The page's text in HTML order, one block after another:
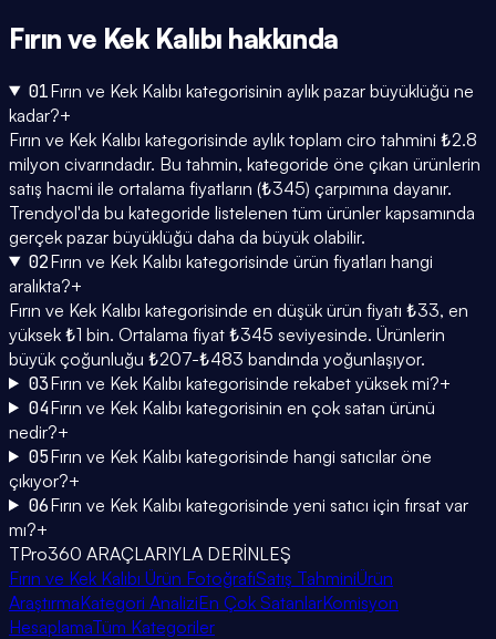
Fırın ve Kek Kalıbı hakkında
01Fırın ve Kek Kalıbı kategorisinin aylık pazar büyüklüğü ne
kadar?+
Fırın ve Kek Kalıbı kategorisinde aylık toplam ciro tahmini ₺2.8
milyon civarındadır. Bu tahmin, kategoride öne çıkan ürünlerin
satış hacmi ile ortalama fiyatların (₺345) çarpımına dayanır.
Trendyol'da bu kategoride listelenen tüm ürünler kapsamında
gerçek pazar büyüklüğü daha da büyük olabilir.
02Fırın ve Kek Kalıbı kategorisinde ürün fiyatları hangi
aralıkta?+
Fırın ve Kek Kalıbı kategorisinde en düşük ürün fiyatı ₺33, en
yüksek ₺1 bin. Ortalama fiyat ₺345 seviyesinde. Ürünlerin
büyük çoğunluğu ₺207-₺483 bandında yoğunlaşıyor.
03Fırın ve Kek Kalıbı kategorisinde rekabet yüksek mi?+
04Fırın ve Kek Kalıbı kategorisinin en çok satan ürünü
nedir?+
05Fırın ve Kek Kalıbı kategorisinde hangi satıcılar öne
çıkıyor?+
06Fırın ve Kek Kalıbı kategorisinde yeni satıcı için fırsat var
mı?+
TPro360 ARAÇLARIYLA DERİNLEŞ
Fırın ve Kek Kalıbı Ürün FotoğrafıSatış TahminiÜrün
AraştırmaKategori AnaliziEn Çok SatanlarKomisyon
HesaplamaTüm Kategoriler